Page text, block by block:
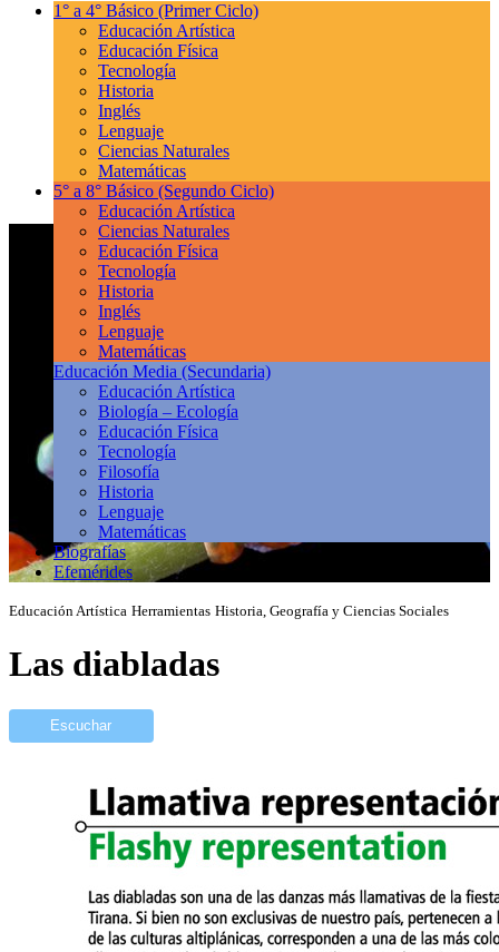
1° a 4° Básico (Primer Ciclo)
Educación Artística
Educación Física
Tecnología
Historia
Inglés
Lenguaje
Ciencias Naturales
Matemáticas
5° a 8° Básico (Segundo Ciclo)
Educación Artística
Ciencias Naturales
Educación Física
Tecnología
Historia
Inglés
Lenguaje
Matemáticas
Educación Media (Secundaria)
Educación Artística
Biología – Ecología
Educación Física
Tecnología
Filosofía
Historia
Lenguaje
Matemáticas
Biografías
Efemérides
Educación Artística Herramientas Historia, Geografía y Ciencias Sociales
Las diabladas
Escuchar